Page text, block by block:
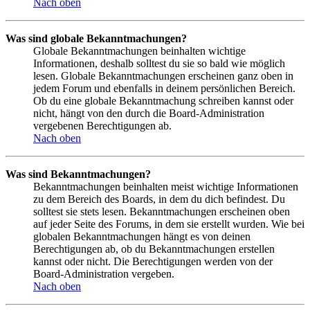
Was sind globale Bekanntmachungen?
Globale Bekanntmachungen beinhalten wichtige
Informationen, deshalb solltest du sie so bald wie möglich
lesen. Globale Bekanntmachungen erscheinen ganz oben in
jedem Forum und ebenfalls in deinem persönlichen Bereich.
Ob du eine globale Bekanntmachung schreiben kannst oder
nicht, hängt von den durch die Board-Administration
vergebenen Berechtigungen ab.
Nach oben
Was sind Bekanntmachungen?
Bekanntmachungen beinhalten meist wichtige Informationen
zu dem Bereich des Boards, in dem du dich befindest. Du
solltest sie stets lesen. Bekanntmachungen erscheinen oben
auf jeder Seite des Forums, in dem sie erstellt wurden. Wie bei
globalen Bekanntmachungen hängt es von deinen
Berechtigungen ab, ob du Bekanntmachungen erstellen
kannst oder nicht. Die Berechtigungen werden von der
Board-Administration vergeben.
Nach oben